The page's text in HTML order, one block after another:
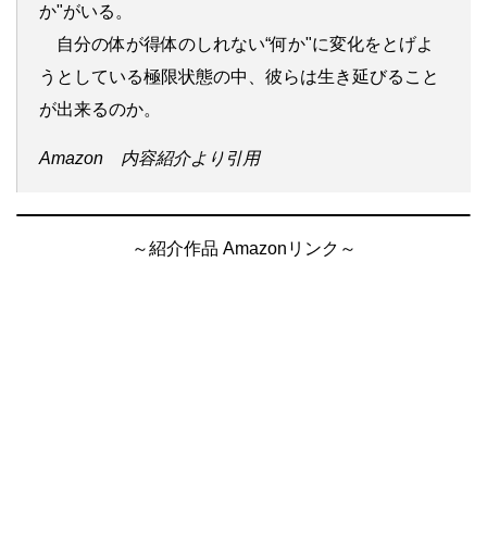
か"がいる。
自分の体が得体のしれない“何か"に変化をとげよ
うとしている極限状態の中、彼らは生き延びること
が出来るのか。
Amazon 内容紹介より引用
～紹介作品 Amazonリンク～